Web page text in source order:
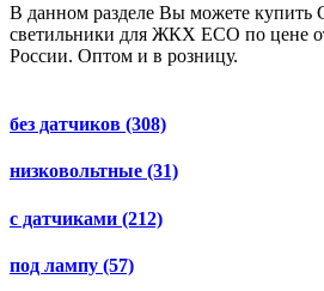
В данном разделе Вы можете купить
светильники для ЖКХ ECO по цене
России. Оптом и в розницу.
без датчиков (308)
низковольтные (31)
с датчиками (212)
под лампу (57)